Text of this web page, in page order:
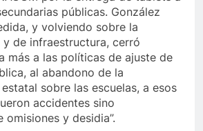
públicas. González
y volviendo sobre la
de infraestructura, cerró
más a las políticas de ajuste de
al abandono de la
sobre las escuelas, a esos
accidentes sino
omisiones y desidia”.